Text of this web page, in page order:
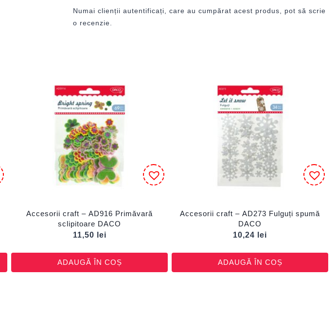
Numai clienții autentificați, care au cumpărat acest produs, pot să scrie
o recenzie.
Accesorii craft – AD916 Primăvară
sclipitoare DACO
11,50
lei
ADAUGĂ ÎN COȘ
Accesorii craft – AD273 Fulguți spumă
DACO
10,24
lei
ADAUGĂ ÎN COȘ